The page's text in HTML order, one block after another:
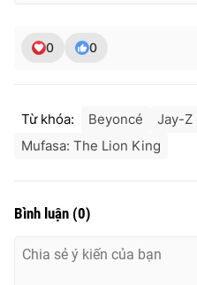
0 0
Từ khóa: Beyoncé Jay-Z
Mufasa: The Lion King
Bình luận (0)